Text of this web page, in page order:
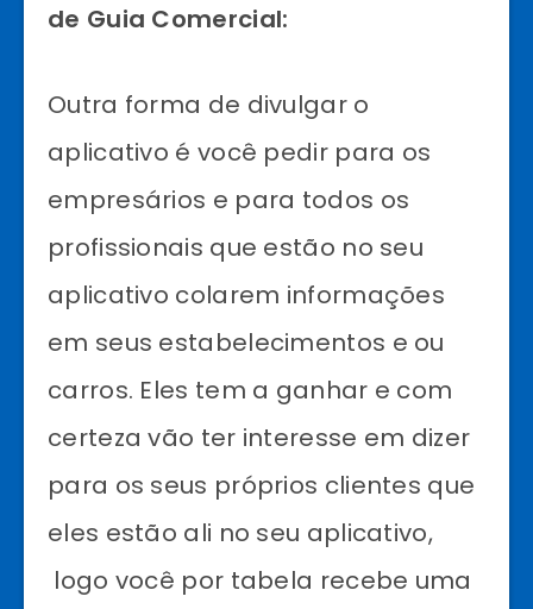
de Guia Comercial:
Outra forma de divulgar o
aplicativo é você pedir para os
empresários e para todos os
profissionais que estão no seu
aplicativo colarem informações
em seus estabelecimentos e ou
carros. Eles tem a ganhar e com
certeza vão ter interesse em dizer
para os seus próprios clientes que
eles estão ali no seu aplicativo,
logo você por tabela recebe uma